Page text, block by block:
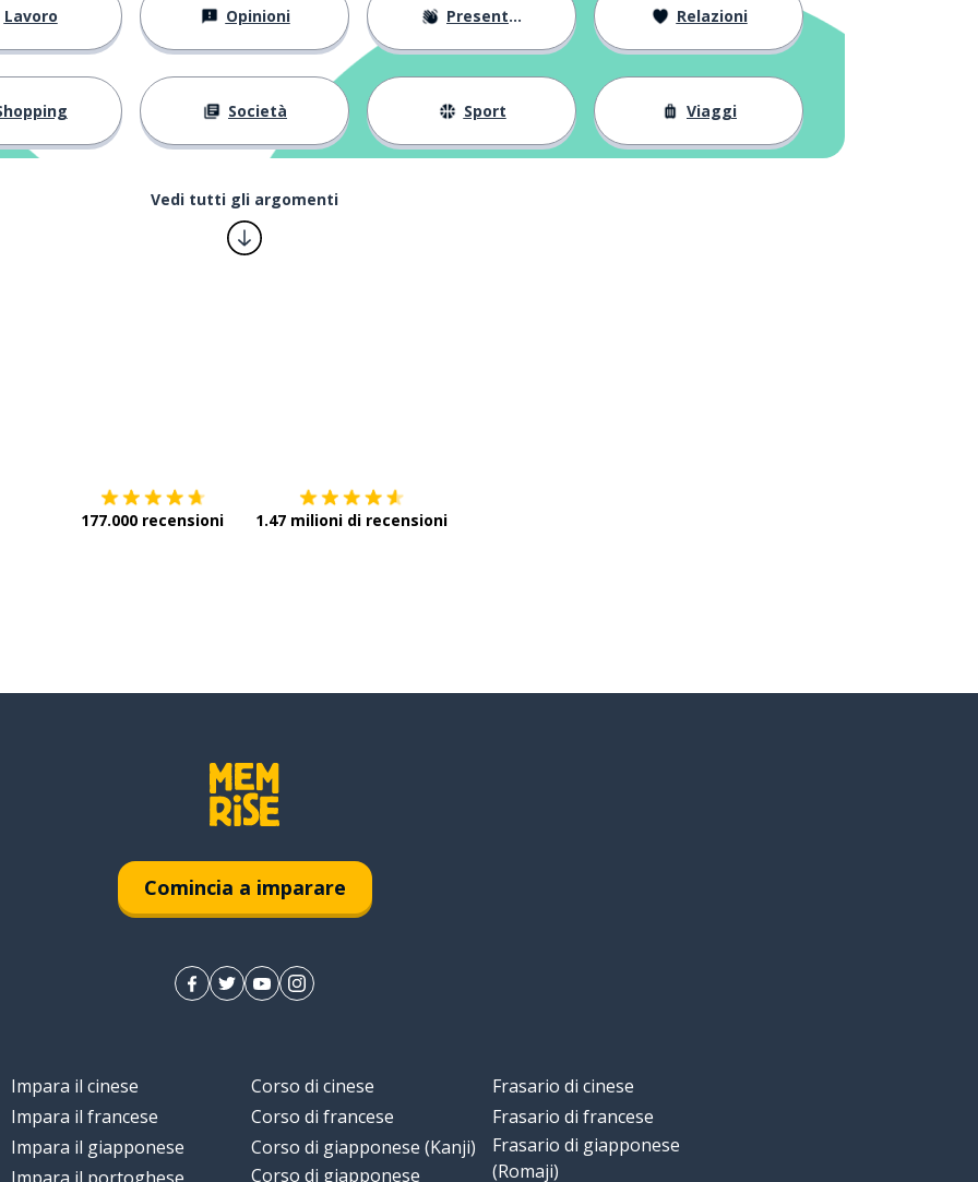
Lavoro Opinioni Presentarsi Relazioni
Società Sport Viaggi
Vedi tutti gli argomenti
177.000 recensioni 1.47 milioni di recensioni
Comincia a imparare
Impara il cinese
Impara il francese
Impara il giapponese
Corso di cinese
Corso di francese
Corso di giapponese (Kanji)
Corso di giapponese
Frasario di cinese
Frasario di francese
Frasario di giapponese
(Romaji)